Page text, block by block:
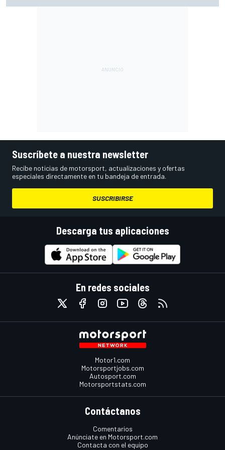
Suscríbete a nuestra newsletter
Recibe noticias de motorsport, actualizaciones y ofertas
especiales directamente en tu bandeja de entrada.
SUSCRIBIRSE
Descarga tus aplicaciones
En redes sociales
Motor1.com
Motorsportjobs.com
Autosport.com
Motorsportstats.com
Contáctanos
Comentarios
Anúnciate en Motorsport.com
Contacta con el equipo